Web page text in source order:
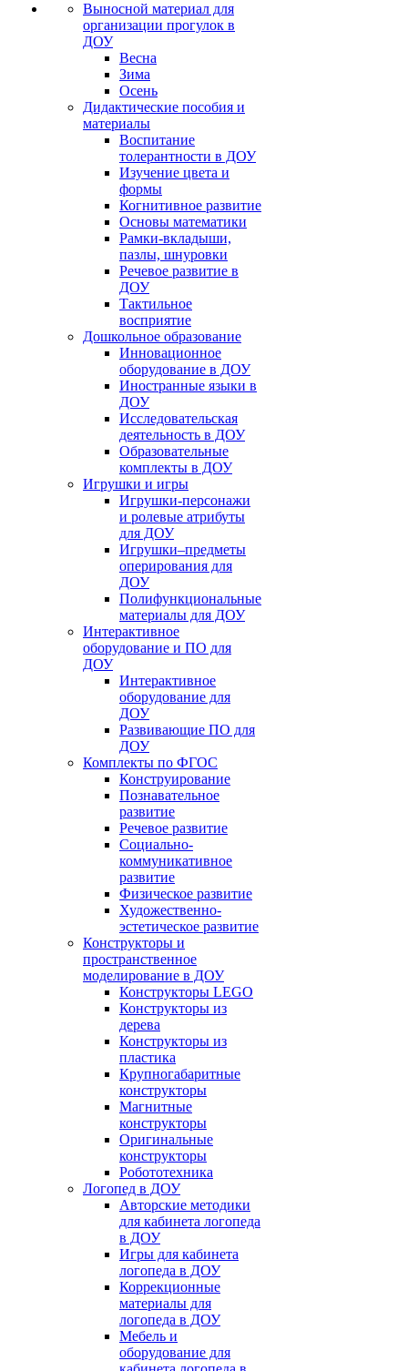
Выносной материал для
организации прогулок в
ДОУ
Весна
Зима
Осень
Дидактические пособия и
материалы
Воспитание
толерантности в ДОУ
Изучение цвета и
формы
Когнитивное развитие
Основы математики
Рамки-вкладыши,
пазлы, шнуровки
Речевое развитие в
ДОУ
Тактильное
восприятие
Дошкольное образование
Инновационное
оборудование в ДОУ
Иностранные языки в
ДОУ
Исследовательская
деятельность в ДОУ
Образовательные
комплекты в ДОУ
Игрушки и игры
Игрушки-персонажи
и ролевые атрибуты
для ДОУ
Игрушки–предметы
оперирования для
ДОУ
Полифункциональные
материалы для ДОУ
Интерактивное
оборудование и ПО для
ДОУ
Интерактивное
оборудование для
ДОУ
Развивающие ПО для
ДОУ
Комплекты по ФГОС
Конструирование
Познавательное
развитие
Речевое развитие
Социально-
коммуникативное
развитие
Физическое развитие
Художественно-
эстетическое развитие
Конструкторы и
пространственное
моделирование в ДОУ
Конструкторы LEGO
Конструкторы из
дерева
Конструкторы из
пластика
Крупногабаритные
конструкторы
Магнитные
конструкторы
Оригинальные
конструкторы
Робототехника
Логопед в ДОУ
Авторские методики
для кабинета логопеда
в ДОУ
Игры для кабинета
логопеда в ДОУ
Коррекционные
материалы для
логопеда в ДОУ
Мебель и
оборудование для